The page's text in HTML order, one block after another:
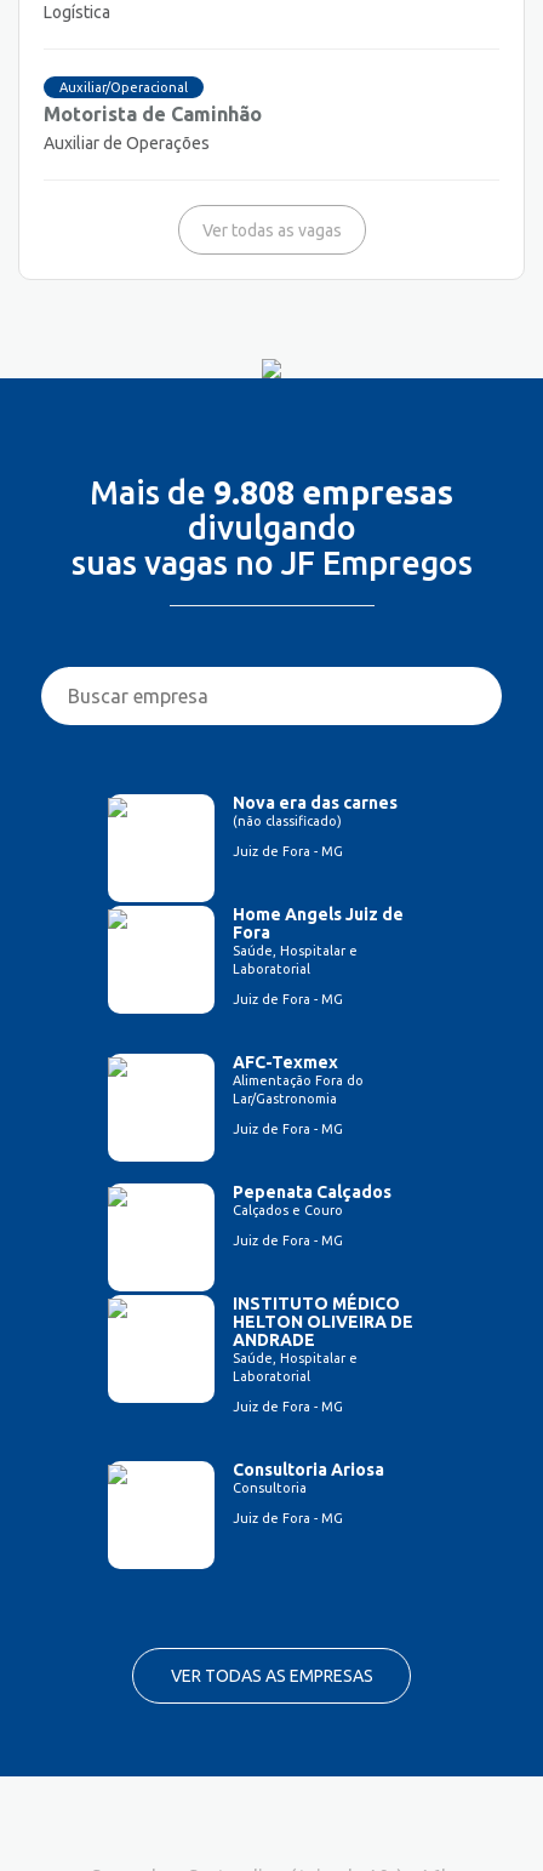
Logística
Auxiliar/Operacional
Motorista de Caminhão
Auxiliar de Operações
Ver todas as vagas
Mais de 9.808 empresas
divulgando
suas vagas no JF Empregos
Nova era das carnes
(não classificado)
Juiz de Fora - MG
Home Angels Juiz de
Fora
Saúde, Hospitalar e
Laboratorial
Juiz de Fora - MG
AFC-Texmex
Alimentação Fora do
Lar/Gastronomia
Juiz de Fora - MG
Pepenata Calçados
Calçados e Couro
Juiz de Fora - MG
INSTITUTO MÉDICO
HELTON OLIVEIRA DE
ANDRADE
Saúde, Hospitalar e
Laboratorial
Juiz de Fora - MG
Consultoria Ariosa
Consultoria
Juiz de Fora - MG
VER TODAS AS EMPRESAS